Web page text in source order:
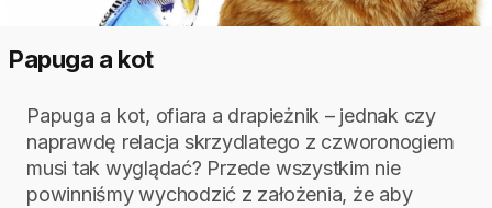
Papuga a kot
Papuga a kot, ofiara a drapieżnik – jednak czy
naprawdę relacja skrzydlatego z czworonogiem
musi tak wyglądać? Przede wszystkim nie
powinniśmy wychodzić z założenia, że aby